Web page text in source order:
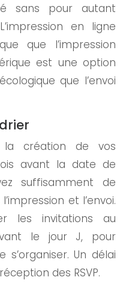
sans pour autant
en ligne
que l’impression
est une option
que l’envoi
la création de vos
avant la date de
suffisamment de
et l’envoi.
les invitations au
le jour J, pour
Un délai
des RSVP.